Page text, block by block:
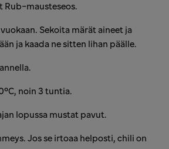
Rub-mausteseos.
Sekoita märät aineet ja
ja kaada ne sitten lihan päälle.
noin 3 tuntia.
lopussa mustat pavut.
Jos se irtoaa helposti, chili on